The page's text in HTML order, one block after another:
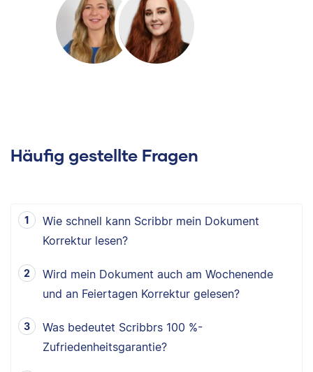
Häufig gestellte Fragen
Wie schnell kann Scribbr mein Dokument
Korrektur lesen?
Wird mein Dokument auch am Wochenende
und an Feiertagen Korrektur gelesen?
Was bedeutet Scribbrs 100 %-
Zufriedenheitsgarantie?